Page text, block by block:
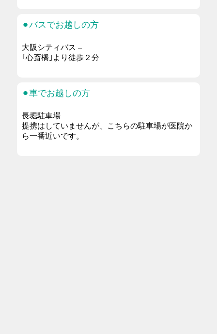
⚫︎バスでお越しの方
大阪シティバス –
｢心斎橋｣より徒歩２分
⚫︎車でお越しの方
長堀駐車場
提携はしていませんが、こちらの駐車場が医院か
ら一番近いです。